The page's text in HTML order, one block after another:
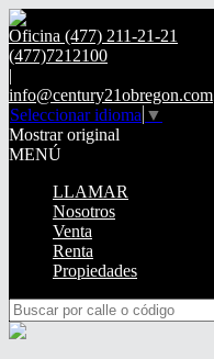
Oficina (477) 211-21-21
(477)7212100
|
info@century21obregon.com
Seleccionar idioma ▼
Mostrar original
MENÚ
LLAMAR
Nosotros
Venta
Renta
Propiedades